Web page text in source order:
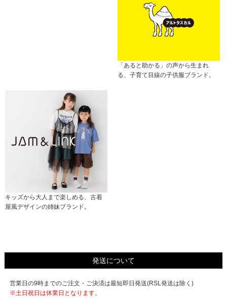
「あると助かる」の声から生まれ
る、子育て目線の子供服ブランド。
キッズから大人まで楽しめる、古着
屋風デザインの姉妹ブランド。
発送について
営業日の9時までのご注文・ご決済は最短即日発送(RSL発送は除く)
※土日祝日は休業日となります。